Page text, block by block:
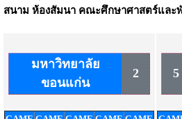
สนาม ห้องสัมนา คณะศึกษาศาสตร์และ
มหาวิทยาลัย
ขอนแก่น
2 5